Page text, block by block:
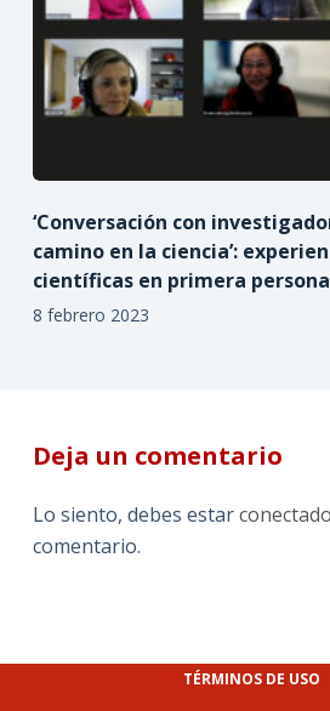
‘Conversación con
camino en la ciencia’:
científicas en primera persona
8 febrero 2023
Deja un comentario
Lo siento, debes estarconectado
comentario.
TÉRMINOS DE USO